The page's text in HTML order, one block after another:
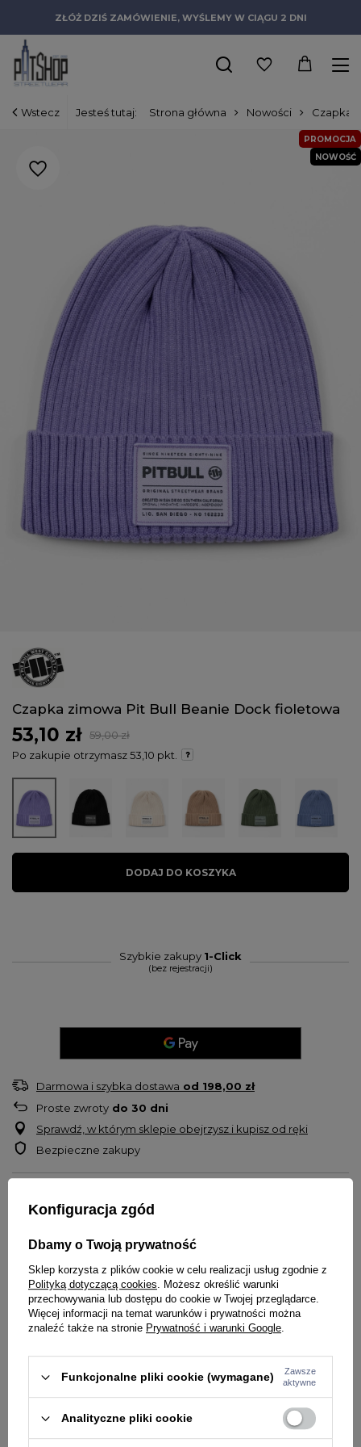
ZŁÓŻ DZIŚ ZAMÓWIENIE, WYŚLEMY W CIĄGU 2 DNI
Wstecz Jesteś tutaj: Strona główna Nowości Czapka
PROMOCJA
NOWOŚĆ
Czapka zimowa Pit Bull Beanie Dock fioletowa
53,10 zł
59,00 zł
Po zakupie otrzymasz53,10 pkt.
DODAJ DO KOSZYKA
Szybkie zakupy 1-Click
(bez rejestracji)
Darmowa i szybka dostawa od 198,00 zł
Proste zwroty do 30 dni
Sprawdź, w którym sklepie obejrzysz i kupisz od ręki
Bezpieczne zakupy
Czapka zimowa firmyPIT BULL
Materiał dopasowujący się do głowy
Wykonana z miękkiej, ciepłej i grubej dzianiny
Na przodzie naszywka z logo i napisami
Materiał: 50% wiskoza, 25% nylon, 25% poliester
PITBULL
PYTANIA O PRODUKT
Konfiguracja zgód
Dbamy o Twoją prywatność
Sklep korzysta z plików cookie w celu realizacji usług zgodnie z
Polityką dotyczącą cookies. Możesz określić warunki
przechowywania lub dostępu do cookie w Twojej przeglądarce.
Więcej informacji na temat warunków i prywatności można
znaleźć także na stronie Prywatność i warunki Google.
Funkcjonalne pliki cookie (wymagane)
Zawsze
aktywne
Analityczne pliki cookie